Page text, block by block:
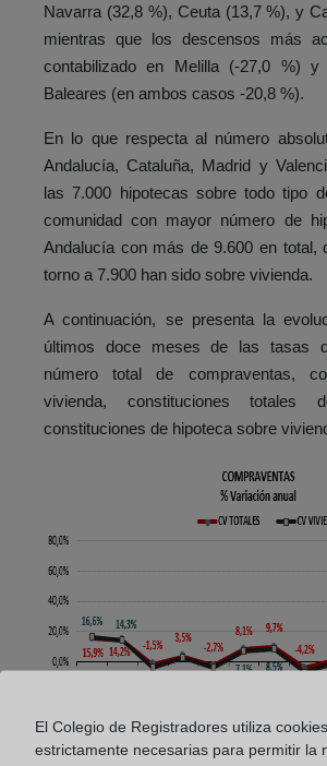
Navarra (32,8 %), Ceuta (13,7 %), y
mientras que los descensos más
contabilizado en Melilla (-27,0 %)
Baleares (en ambos casos -20,8 %).
En lo que respecta al número
Andalucía, Cataluña, Madrid y
las 7.000 hipotecas sobre todo tipo
comunidad con mayor número de
Andalucía con más de 9.600 en total,
torno a 7.900 han sido sobre vivienda.
A continuación, se presenta la
últimos doce meses de las tasas
número total de compraventas,
vivienda, constituciones totales
constituciones de hipoteca sobre
El Colegio de Registradores utiliza
estrictamente necesarias para permitir la